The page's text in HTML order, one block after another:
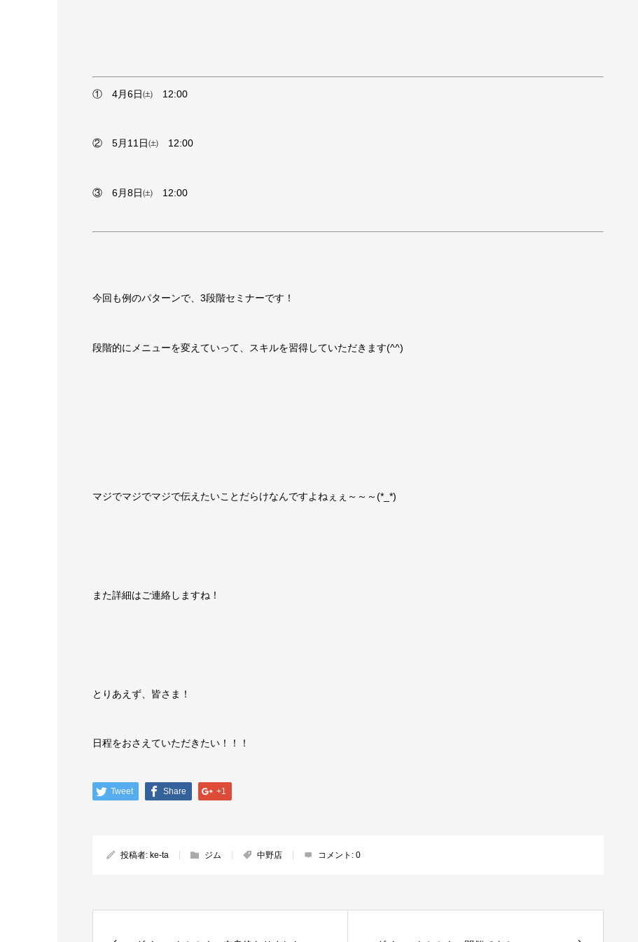
① 4月6日㈯ 12:00
② 5月11日㈯ 12:00
③ 6月8日㈯ 12:00
今回も例のパターンで、3段階セミナーです！
段階的にメニューを変えていって、スキルを習得していただきます(^^)
マジでマジでマジで伝えたいことだらけなんですよねぇぇ～～～(*_*)
また詳細はご連絡しますね！
とりあえず、皆さま！
日程をおさえていただきたい！！！
Tweet Share +1
投稿者: ke-ta ジム 中野店 コメント: 0